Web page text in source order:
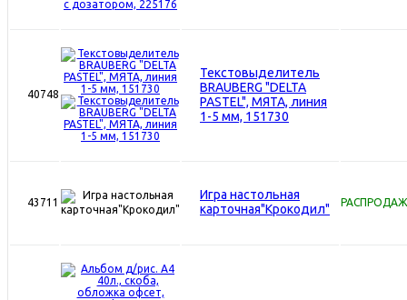
40748
Текстовыделитель
BRAUBERG "DELTA
PASTEL", МЯТА, линия
1-5 мм, 151730
43711
Игра настольная
карточная"Крокодил"